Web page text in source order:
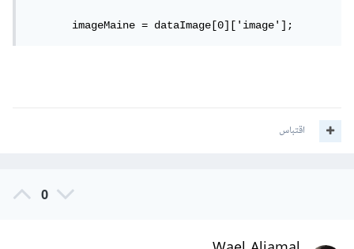
       imageMaine = dataImage[0]['image'];
اقتباس
0